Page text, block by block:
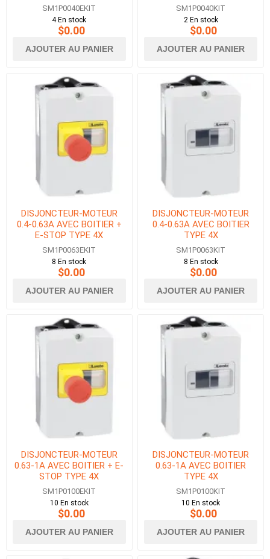
SM1P0040EKIT
4 En stock
$0.00
AJOUTER AU PANIER
SM1P0040KIT
2 En stock
$0.00
AJOUTER AU PANIER
DISJONCTEUR-MOTEUR
0.4-0.63A AVEC BOITIER +
E-STOP TYPE 4X
SM1P0063EKIT
8 En stock
$0.00
AJOUTER AU PANIER
DISJONCTEUR-MOTEUR
0.4-0.63A AVEC BOITIER
TYPE 4X
SM1P0063KIT
8 En stock
$0.00
AJOUTER AU PANIER
DISJONCTEUR-MOTEUR
0.63-1A AVEC BOITIER + E-
STOP TYPE 4X
SM1P0100EKIT
10 En stock
$0.00
AJOUTER AU PANIER
DISJONCTEUR-MOTEUR
0.63-1A AVEC BOITIER
TYPE 4X
SM1P0100KIT
10 En stock
$0.00
AJOUTER AU PANIER